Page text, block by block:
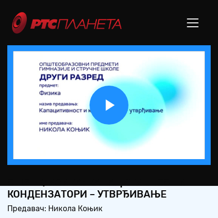
Play
Video
КОНДЕНЗАТОРИ – УТВРЂИВАЊЕ
Предавач: Никола Коњик